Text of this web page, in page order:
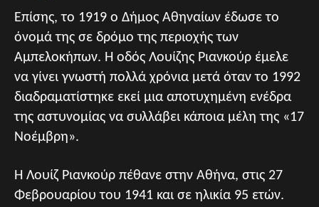
Επίσης, το 1919 ο Δήμος Αθηναίων έδωσε το
όνομά της σε δρόμο της περιοχής των
Αμπελοκήπων. Η οδός Λουίζης Ριανκούρ έμελε
να γίνει γνωστή πολλά χρόνια μετά όταν το 1992
διαδραματίστηκε εκεί μια αποτυχημένη ενέδρα
της αστυνομίας να συλλάβει κάποια μέλη της «17
Νοέμβρη».
Η Λουίζ Ριανκούρ πέθανε στην Αθήνα, στις 27
Φεβρουαρίου του 1941 και σε ηλικία 95 ετών.